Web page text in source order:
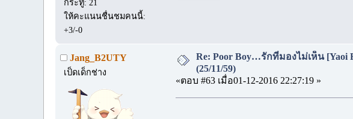
กระทู้: 21
ให้คะแนนชื่นชมคนนี้:
+3/-0
Jang_B2UTY
เป็ดเด็กช่าง
Re: Poor Boy…รักที่มองไม่เห็น [Yaoi
(25/11/59)
«ตอบ #63 เมื่อ01-12-2016 22:27:19 »